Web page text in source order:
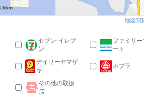
地図閲
セブン-イレブ
ン
ファミリー
ート
デイリーヤマザ
キ
ポプラ
その他の取扱
店